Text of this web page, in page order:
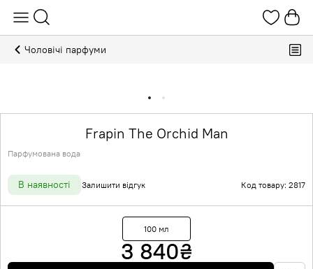
Чоловічі парфуми
Frapin The Orchid Man
Парфумована вода
В наявності Залишити відгук Код товару: 2817
100 мл
3 840₴